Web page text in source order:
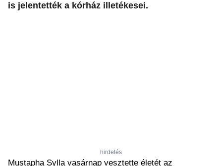
is jelentették a kórház illetékesei.
hirdetés
Mustapha Sylla vasárnap vesztette életét az